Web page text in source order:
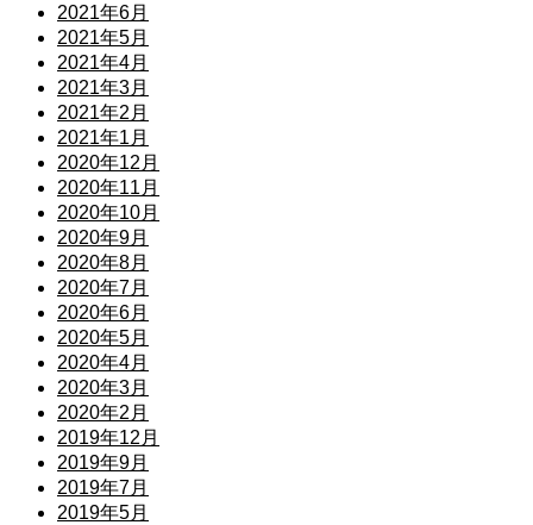
2021年6月
2021年5月
2021年4月
2021年3月
2021年2月
2021年1月
2020年12月
2020年11月
2020年10月
2020年9月
2020年8月
2020年7月
2020年6月
2020年5月
2020年4月
2020年3月
2020年2月
2019年12月
2019年9月
2019年7月
2019年5月